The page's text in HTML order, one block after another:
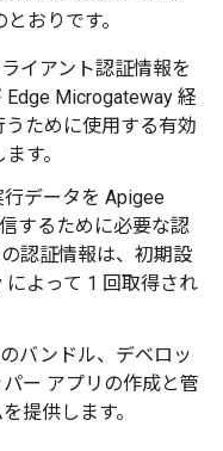
おりです。
イアント認証情報を
Microgateway 経
ために使用する有効
す。
データを Apigee
するために必要な認
認証情報は、初期設
よって 1 回取得され
バンドル、デベロッ
ー アプリの作成と管
提供します。